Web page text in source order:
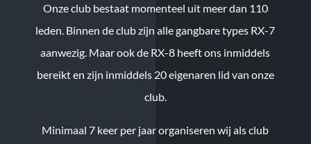
Onze club bestaat momenteel uit meer dan 110
leden. Binnen de club zijn alle gangbare types RX-7
aanwezig. Maar ook de RX-8 heeft ons inmiddels
bereikt en zijn inmiddels 20 eigenaren lid van onze
club.
Minimaal 7 keer per jaar organiseren wij als club